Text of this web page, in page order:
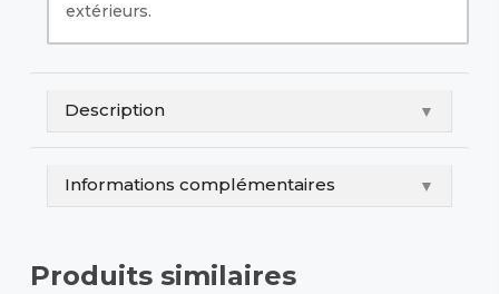
extérieurs.
Description ▼
Informations complémentaires ▼
Produits similaires